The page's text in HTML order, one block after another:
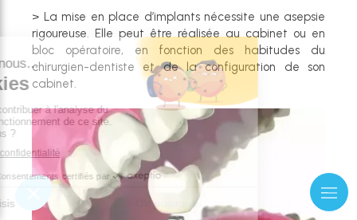
> La mise en place d’implants nécessite une asepsie
rigoureuse. Elle peut être réalisée au cabinet ou en
bloc opératoire, en fonction des habitudes du
chirurgien-dentiste et de la configuration de son
cabinet.